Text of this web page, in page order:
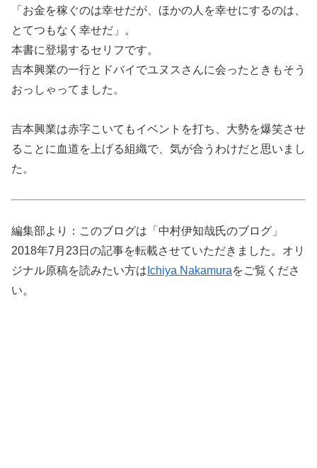
「お金を稼ぐのは幸せだが、ほかの人を幸せにするのは、
とてつもなく幸せだ」。
本書に登場するセリフです。
吉本興業の一行とドバイでユヌスさんに会ったときもそう
おっしゃってました。
吉本興業は赤字こいてもイベントを打ち、大勢を爆笑させ
ることに血道を上げる組織で、気が合うわけだと思いまし
た。
編集部より：このブログは「中村伊知哉氏のブログ」
2018年7月23日の記事を転載させていただきました。オリ
ジナル原稿を読みたい方は Ichiya Nakamuraをご覧くださ
い。